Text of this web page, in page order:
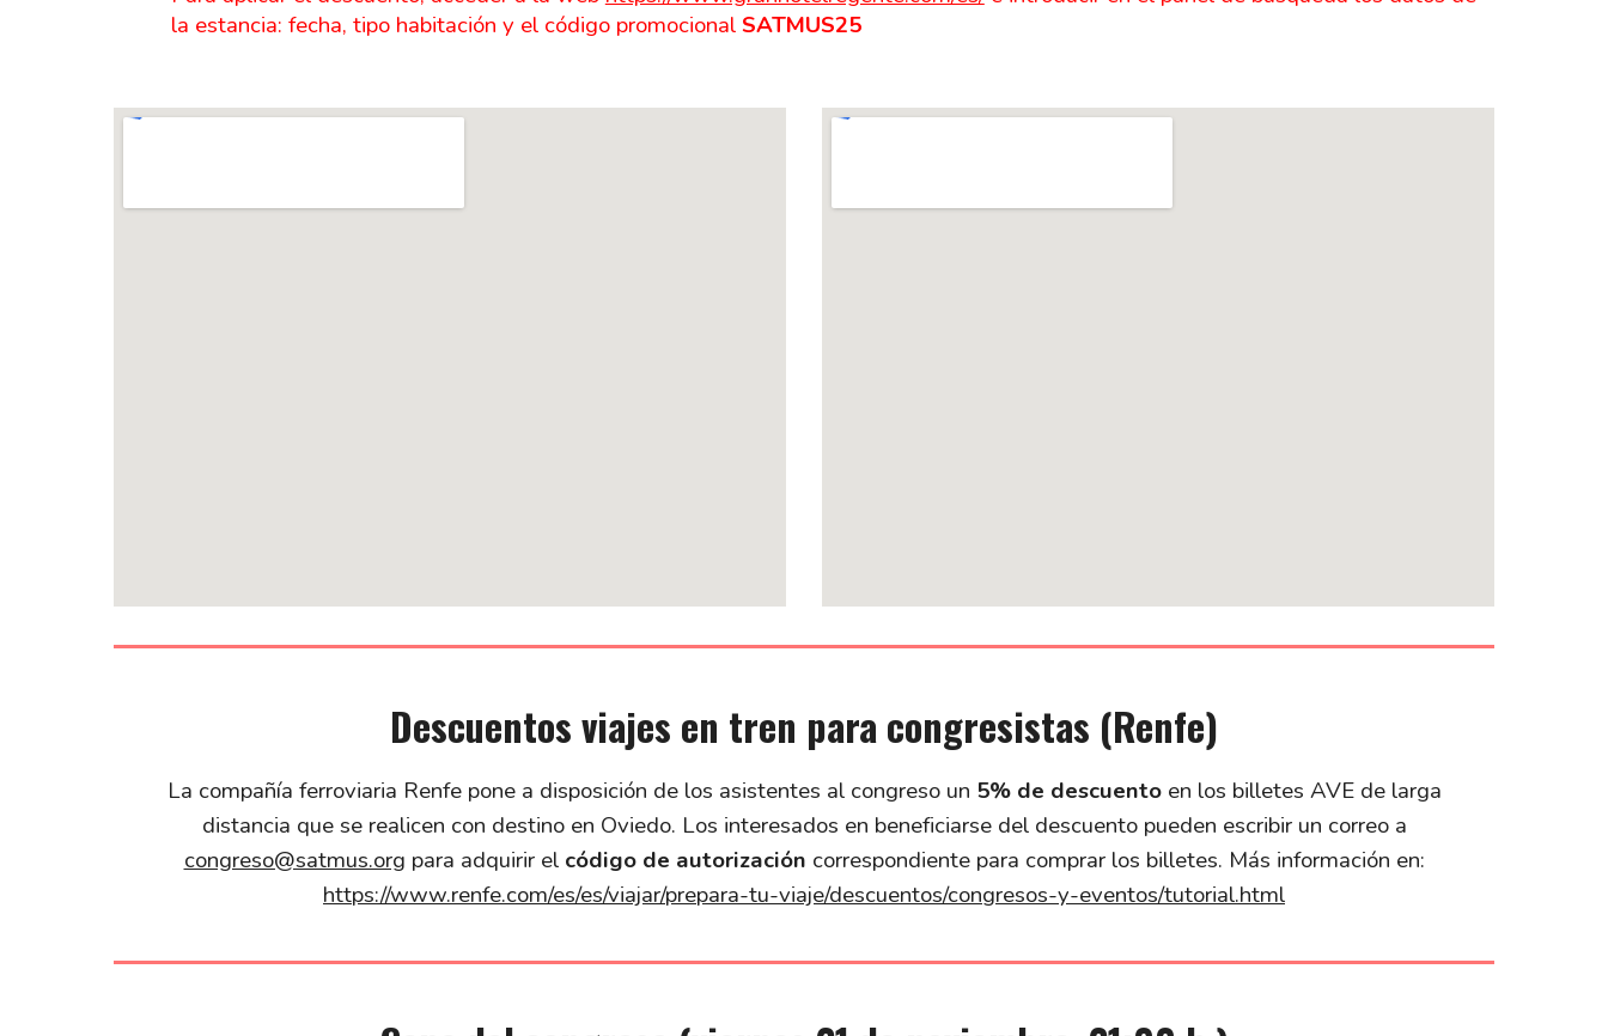
la estancia: fecha, tipo habitación y el código promocionalSATMUS25
Descuentos viajes en tren para congresistas (Renfe)
La compañía ferroviaria Renfe pone a disposición de los asistentes al congreso un 5% de descuentoen los billetes AVE de larga
distancia que se realicen con destino en Oviedo. Los interesados en beneficiarse del descuento pueden escribir un correo a
congreso@satmus.org para adquirir el código de autorización correspondiente para comprar los billetes. Más información en:
https://www.renfe.com/es/es/viajar/prepara-tu-viaje/descuentos/congresos-y-eventos/tutorial.html